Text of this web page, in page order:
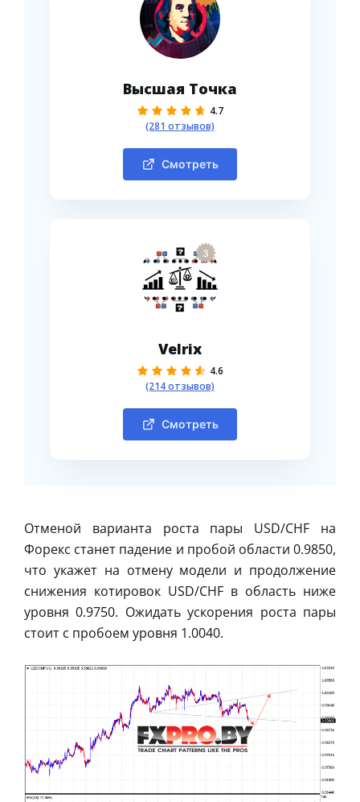
Высшая Точка
4.7
(281 отзывов)
Смотреть
3
Velrix
4.6
(214 отзывов)
Смотреть
Отменой варианта роста пары USD/CHF на
Форекс станет падение и пробой области 0.9850,
что укажет на отмену модели и продолжение
снижения котировок USD/CHF в область ниже
уровня 0.9750. Ожидать ускорения роста пары
стоит с пробоем уровня 1.0040.